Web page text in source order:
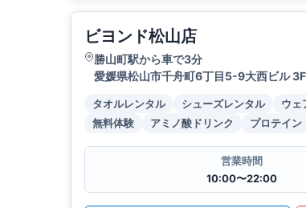
ビヨンド松山店
勝山町駅から車で3分
愛媛県松山市千舟町6丁目5-9大西ビル 3F
タオルレンタル シューズレンタル ウェ
無料体験
アミノ酸ドリンク プロテイン
営業時間
10:00〜22:00